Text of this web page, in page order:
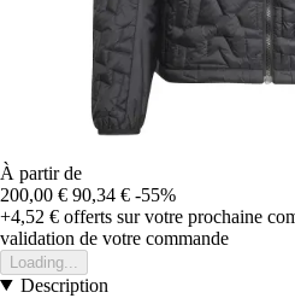
À partir de
200,00 € 90,34 € -55%
+4,52 € offerts sur votre prochaine
validation de votre commande
Loading...
Description